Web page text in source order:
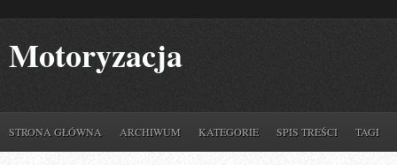
Motoryzacja
STRONA GŁÓWNA ARCHIWUM KATEGORIE SPIS TREŚCI TAGI